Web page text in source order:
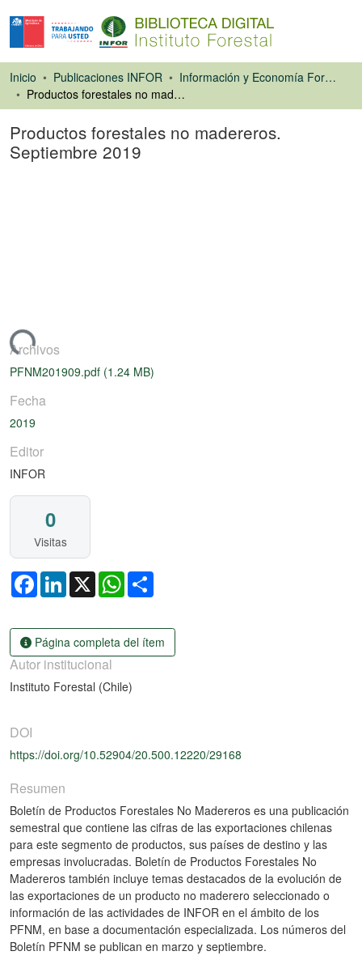
Inicio Publicaciones INFOR
Información y Economía Forestal
Productos forestales no madereros. Septiembre 2019
Productos forestales no madereros.
Septiembre 2019
Archivos
PFNM201909.pdf (1.24 MB)
Fecha
2019
Editor
INFOR
0
Visitas
FacebookLinkedIn
X WhatsApp
Página completa del ítem
Autor institucional
Instituto Forestal (Chile)
DOI
https://doi.org/10.52904/20.500.12220/29168
Resumen
Boletín de Productos Forestales No Madereros es una publicación
semestral que contiene las cifras de las exportaciones chilenas
para este segmento de productos, sus países de destino y las
empresas involucradas. Boletín de Productos Forestales No
Madereros también incluye temas destacados de la evolución de
las exportaciones de un producto no maderero seleccionado o
información de las actividades de INFOR en el ámbito de los
PFNM, en base a documentación especializada. Los números del
Boletín PFNM se publican en marzo y septiembre.